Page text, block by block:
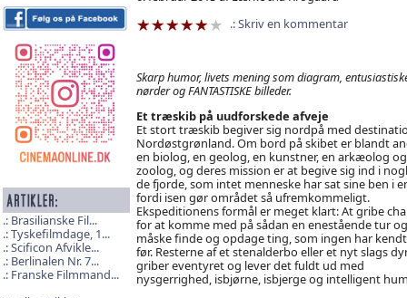
Brasilianske Fil...
Tyskefilmdage, 1...
Scificon Afvikle...
Berlinalen Nr. 7...
Franske Filmmand...
Skriv en kommentar
Skarp humor, livets mening som diagram,
nørder og FANTASTISKE billeder.
Et træskib på uudforskede afveje
Et stort træskib begiver sig nordpå med
Nordøstgrønland. Om bord på skibet er blandt
en biolog, en geolog, en kunstner, en arkæolog
zoolog, og deres mission er at begive sig ind i
de fjorde, som intet menneske har sat sine ben i
fordi isen gør området så ufremkommeligt.
Ekspeditionens formål er meget klart: At gribe
for at komme med på sådan en enestående tur og
måske finde og opdage ting, som ingen har
før. Resterne af et stenalderbo eller et nyt slags
griber eventyret og lever det fuldt ud med
nysgerrighed, isbjørne, isbjerge og intelligent